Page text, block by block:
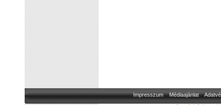
Impresszum Médiaajánlat